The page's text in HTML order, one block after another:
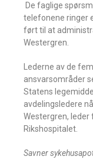
 De faglige
telefonene ringer
ført til at
Westergren.
Lederne av de
ansvarsområder
Statens
avdelingsledere
Westergren, leder
Rikshospitalet.
Savner